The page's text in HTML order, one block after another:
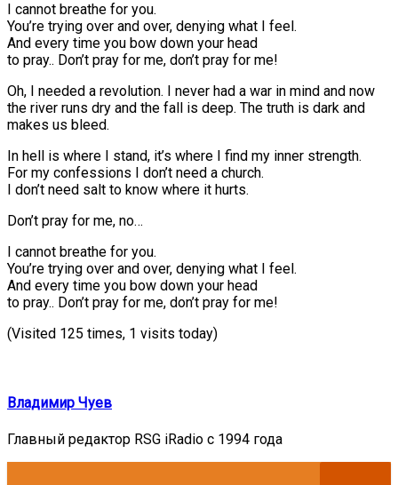
I cannot breathe for you.
You’re trying over and over, denying what I feel.
And every time you bow down your head
to pray.. Don’t pray for me, don’t pray for me!
Oh, I needed a revolution. I never had a war in mind and now
the river runs dry and the fall is deep. The truth is dark and
makes us bleed.
In hell is where I stand, it’s where I find my inner strength.
For my confessions I don’t need a church.
I don’t need salt to know where it hurts.
Don’t pray for me, no…
I cannot breathe for you.
You’re trying over and over, denying what I feel.
And every time you bow down your head
to pray.. Don’t pray for me, don’t pray for me!
(Visited 125 times, 1 visits today)
Владимир Чуев
Главный редактор RSG iRadio с 1994 года